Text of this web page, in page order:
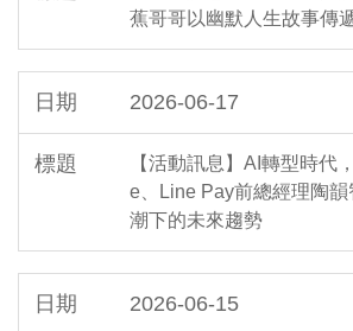
蕉哥哥以幽默人生故事傳
2026-06-17
【活動訊息】AI轉型時
e、Line Pay前總經理陶
潮下的未來趨勢
2026-06-15